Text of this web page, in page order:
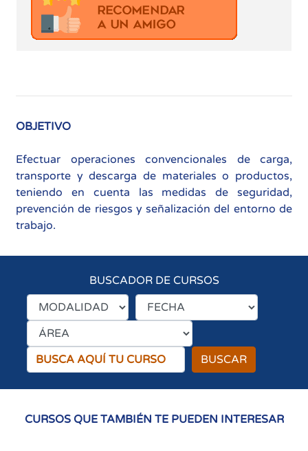
OBJETIVO
Efectuar operaciones convencionales de carga,
transporte y descarga de materiales o productos,
teniendo en cuenta las medidas de seguridad,
prevención de riesgos y señalización del entorno de
trabajo.
BUSCADOR DE CURSOS
BUSCAR
CURSOS QUE TAMBIÉN TE PUEDEN INTERESAR